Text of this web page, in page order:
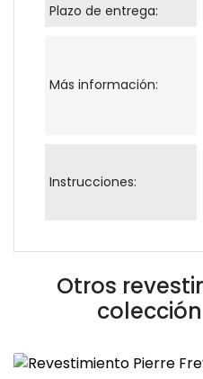
Plazo de entrega:
Más información:
Instrucciones:
Otros
colección